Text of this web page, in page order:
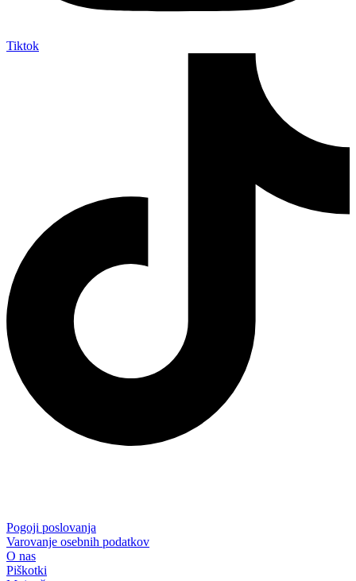
Tiktok
Pogoji poslovanja
Varovanje osebnih podatkov
O nas
Piškotki